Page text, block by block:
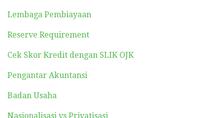
Lembaga Pembiayaan
Reserve Requirement
Cek Skor Kredit dengan SLIK OJK
Pengantar Akuntansi
Badan Usaha
Nasionalisasi vs Privatisasi